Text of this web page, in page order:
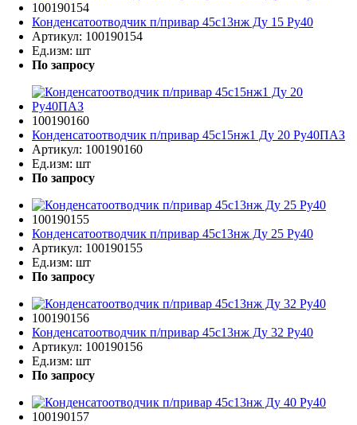
100190154
Конденсатоотводчик п/привар 45с13нж Ду 15 Ру40
Артикул: 100190154
Ед.изм: шт
По запросу
100190160
Конденсатоотводчик п/привар 45с15нж1 Ду 20 Ру40ПАЗ
Артикул: 100190160
Ед.изм: шт
По запросу
100190155
Конденсатоотводчик п/привар 45с13нж Ду 25 Ру40
Артикул: 100190155
Ед.изм: шт
По запросу
100190156
Конденсатоотводчик п/привар 45с13нж Ду 32 Ру40
Артикул: 100190156
Ед.изм: шт
По запросу
100190157